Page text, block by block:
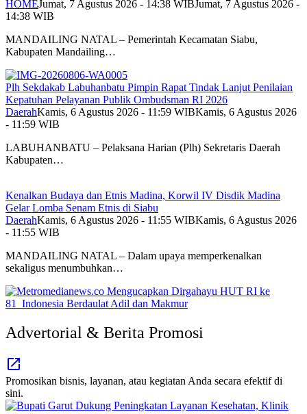
HOMEJumat, 7 Agustus 2026 - 14:38 WIBJumat, 7 Agustus 2026 -
14:38 WIB
MANDAILING NATAL – Pemerintah Kecamatan Siabu,
Kabupaten Mandailing…
Plh Sekdakab Labuhanbatu Pimpin Rapat Tindak Lanjut Penilaian
Kepatuhan Pelayanan Publik Ombudsman RI 2026
DaerahKamis, 6 Agustus 2026 - 11:59 WIBKamis, 6 Agustus 2026
- 11:59 WIB
LABUHANBATU – Pelaksana Harian (Plh) Sekretaris Daerah
Kabupaten…
Kenalkan Budaya dan Etnis Madina, Korwil IV Disdik Madina
Gelar Lomba Senam Etnis di Siabu
DaerahKamis, 6 Agustus 2026 - 11:55 WIBKamis, 6 Agustus 2026
- 11:55 WIB
MANDAILING NATAL – Dalam upaya memperkenalkan
sekaligus menumbuhkan…
Advertorial & Berita Promosi
Promosikan bisnis, layanan, atau kegiatan Anda secara efektif di
sini.